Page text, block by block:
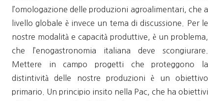
l’omologazione delle produzioni agroalimentari, che a
livello globale è invece un tema di discussione. Per le
nostre modalità e capacità produttive, è un problema,
che l’enogastronomia italiana deve scongiurare.
Mettere in campo progetti che proteggono la
distintività delle nostre produzioni è un obiettivo
primario. Un principio insito nella Pac, che ha obiettivi